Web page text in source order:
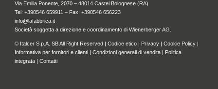
Via Emilia Ponente, 2070 – 48014 Castel Bolognese (RA)
Tel: +390546 659911 – Fax: +390546 656223
info@lafabbrica.it
Società soggetta a direzione e coordinamento di Wienerberger AG.
© Italcer S.p.A. SB All Right Reserved | Codice etico Privacy Cookie Policy
Informativa per fornitori e clienti
Condizioni generali di vendita
Politica
integrata
Contatti